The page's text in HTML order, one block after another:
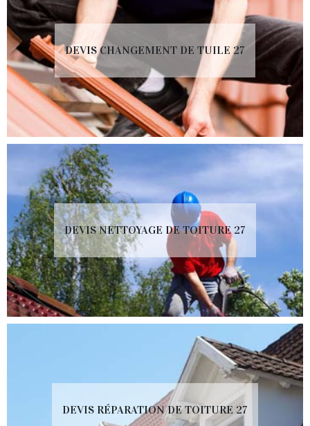
DEVIS CHANGEMENT DE TUILE 27
DEVIS NETTOYAGE DE TOITURE 27
DEVIS RÉPARATION DE TOITURE 27